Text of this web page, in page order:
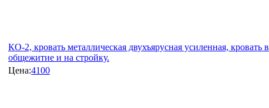
КО-2, кровать металлическая двухъярусная усиленная, кровать в
общежитие и на стройку.
Цена:4100